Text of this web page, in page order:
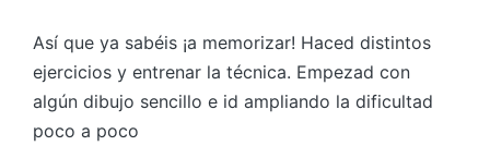
Así que ya sabéis ¡a memorizar! Haced distintos
ejercicios y entrenar la técnica. Empezad con
algún dibujo sencillo e id ampliando la dificultad
poco a poco